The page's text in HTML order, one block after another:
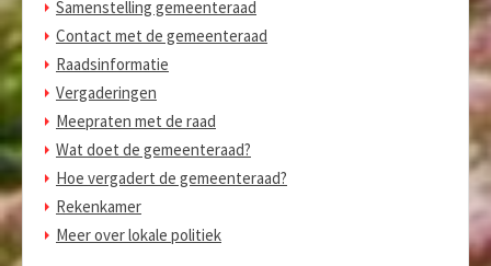
Samenstelling gemeenteraad
Contact met de gemeenteraad
Raadsinformatie
Vergaderingen
Meepraten met de raad
Wat doet de gemeenteraad?
Hoe vergadert de gemeenteraad?
Rekenkamer
Meer over lokale politiek